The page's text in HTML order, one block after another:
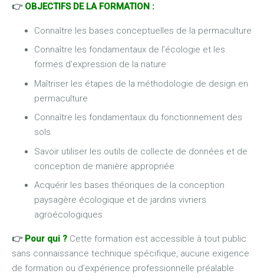
👉 OBJECTIFS DE LA FORMATION :
Connaître les bases conceptuelles de la permaculture
Connaître les fondamentaux de l’écologie et les
formes d’expression de la nature
Maîtriser les étapes de la méthodologie de design en
permaculture
Connaître les fondamentaux du fonctionnement des
sols
Savoir utiliser les outils de collecte de données et de
conception de manière appropriée
Acquérir les bases théoriques de la conception
paysagère écologique et de jardins vivriers
agroécologiques
👉 Pour qui ? Cette formation est accessible à tout public
sans connaissance technique spécifique, aucune exigence
de formation ou d’expérience professionnelle préalable